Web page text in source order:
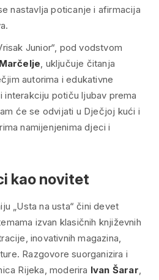
nastavlja poticanje i afirmacija
Junior“, pod vodstvom
, uključuje čitanja
autorima i edukativne
interakciju potiču ljubav prema
će se odvijati u Dječjoj kući i
namijenjenima djeci i
kao novitet
„Usta na usta“ čini devet
izvan klasičnih književnih
inovativnih magazina,
Razgovore suorganizira i
Rijeka, moderira Ivan Šarar